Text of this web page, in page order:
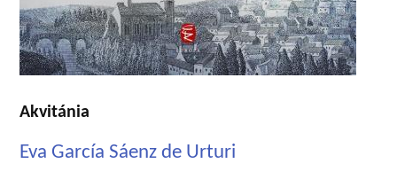
Akvitánia
Eva García Sáenz de Urturi